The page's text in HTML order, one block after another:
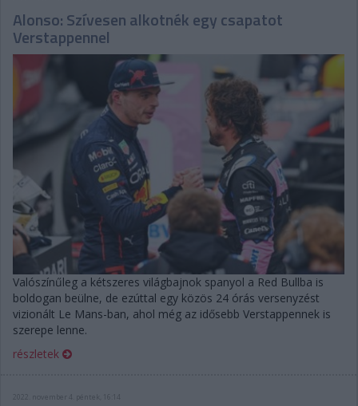
Alonso: Szívesen alkotnék egy csapatot
Verstappennel
Valószínűleg a kétszeres világbajnok spanyol a Red Bullba is
boldogan beülne, de ezúttal egy közös 24 órás versenyzést
vizionált Le Mans-ban, ahol még az idősebb Verstappennek is
szerepe lenne.
részletek
2022. november 4. péntek, 16:14